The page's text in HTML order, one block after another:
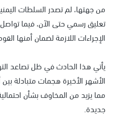
من جهتها، لم تصدر السلطات
تعليق رسمي حتى الآن، فيما
الإجراءات اللازمة لضمان أمنها
يأتي هذا الحادث في ظل تصاعد
الأشهر الأخيرة هجمات متبادلة
مما يزيد من المخاوف بشأن
جديدة.